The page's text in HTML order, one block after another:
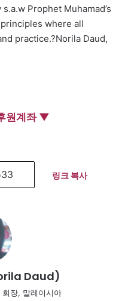
Prophet Muhamad’s
where all
practice.?Norila Daud,
원계좌 ▼
링크 복사
Daud)
장, 말레이시아